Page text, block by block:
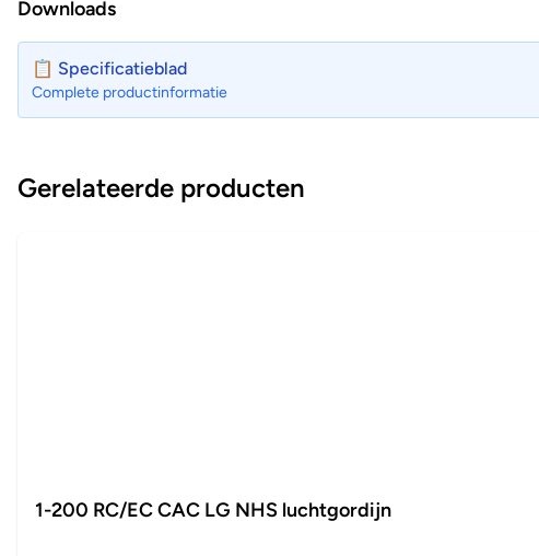
Downloads
📋 Specificatieblad
Complete productinformatie
Gerelateerde producten
1-200 RC/EC CAC LG NHS luchtgordijn